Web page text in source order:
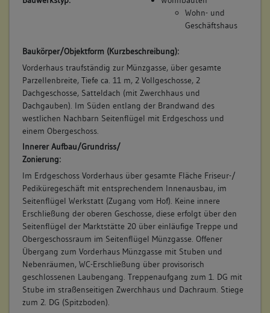
Wohn- und
Geschäftshaus
Baukörper/Objektform (Kurzbeschreibung):
Vorderhaus traufständig zur Münzgasse, über gesamte
Parzellenbreite, Tiefe ca. 11 m, 2 Vollgeschosse, 2
Dachgeschosse, Satteldach (mit Zwerchhaus und
Dachgauben). Im Süden entlang der Brandwand des
westlichen Nachbarn Seitenflügel mit Erdgeschoss und
einem Obergeschoss.
Innerer Aufbau/Grundriss/
Zonierung:
Im Erdgeschoss Vorderhaus über gesamte Fläche Friseur-/
Pediküregeschäft mit entsprechendem Innenausbau, im
Seitenflügel Werkstatt (Zugang vom Hof). Keine innere
Erschließung der oberen Geschosse, diese erfolgt über den
Seitenflügel der Marktstätte 20 über einläufige Treppe und
Obergeschossraum im Seitenflügel Münzgasse. Offener
Übergang zum Vorderhaus Münzgasse mit Stuben und
Nebenräumen, WC-Erschließung über provisorisch
geschlossenen Laubengang. Treppenaufgang zum 1. DG mit
Stube im straßenseitigen Zwerchhaus und Dachraum. Stiege
zum 2. DG (Spitzboden).